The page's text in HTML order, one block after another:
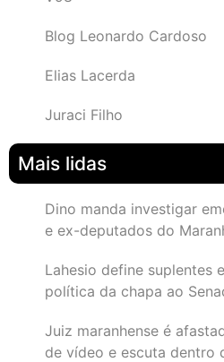
Blog Leonardo Cardoso
Elias Lacerda
Juraci Filho
Mais lidas
Dino manda investigar
e ex-deputados do
Lahesio define suplentes
política da chapa ao
Juiz maranhense é
de vídeo e escuta dentro